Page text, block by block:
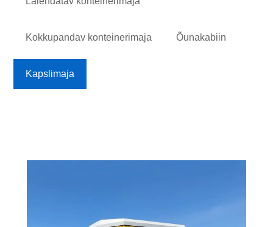
Kokkupandav konteinerimaja Õunakabiin
Kapslimaja